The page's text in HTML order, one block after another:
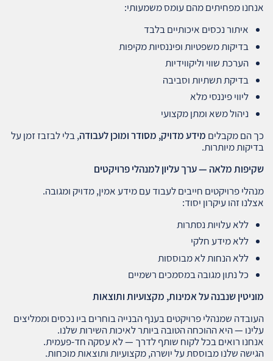
אנחנו מפחיתים מהם עומס משמעותי:
איתור נכסים איכותיים בלבד
בדיקות משפטיות ופיננסיות מקיפות
הערכת שווי וליקווידיות
בדיקת תשתיות וסביבה
ליווי פיננסי מלא
ניהול משא ומתן מקצועי
כך הם מקבלים מידע מדויק, מסודר ומוכן לעבודה, בלי לבזבז זמן על
בדיקות מיותרות.
שקיפות מלאה — ערך עליון למנהלי פרויקטים
מנהלי פרויקטים חייבים לעבוד עם מידע אמין, מדויק ומגובה.
אצלנו זהו עיקרון יסוד:
ללא עלויות נסתרות
ללא מידע חלקי
ללא הנחות לא מבוססות
כל נתון מגובה במסמכים רשמיים
מוניטין שנבנה על אמינות, מקצועיות ותוצאות
העובדה שמנהלי פרויקטים בענף הבנייה בוחרים ביו נכסים וממליצים
עלינו — היא ההוכחה הטובה ביותר לאיכות השירות שלנו.
אנחנו רואים בכל לקוח שותף לדרך — לא עסקה חד‑פעמית.
הגישה שלנו מבוססת על יושרה, מקצועיות ותוצאות מוכחות.